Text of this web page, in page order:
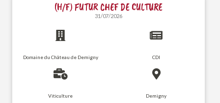
(H/F) FUTUR CHEF DE CULTURE
31/07/2026
Domaine du Château de Demigny CDI
Viticulture Demigny